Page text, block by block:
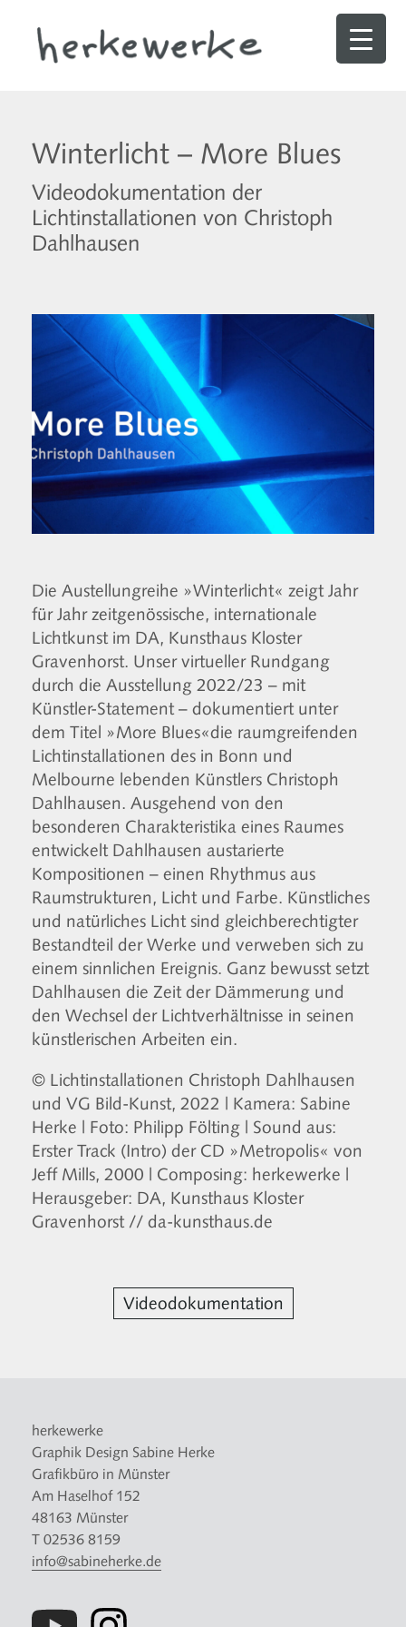
Winterlicht – More Blues
Videodokumentation der
Lichtinstallationen von Christoph
Dahlhausen
Die Austellungreihe »Winterlicht« zeigt Jahr
für Jahr zeitgenössische, internationale
Lichtkunst im DA, Kunsthaus Kloster
Gravenhorst. Unser virtueller Rundgang
durch die Ausstellung 2022/23 – mit
Künstler-Statement – dokumentiert unter
dem Titel »More Blues«die raumgreifenden
Lichtinstallationen des in Bonn und
Melbourne lebenden Künstlers Christoph
Dahlhausen. Ausgehend von den
besonderen Charakteristika eines Raumes
entwickelt Dahlhausen austarierte
Kompositionen – einen Rhythmus aus
Raumstrukturen, Licht und Farbe. Künstliches
und natürliches Licht sind gleichberechtigter
Bestandteil der Werke und verweben sich zu
einem sinnlichen Ereignis. Ganz bewusst setzt
Dahlhausen die Zeit der Dämmerung und
den Wechsel der Lichtverhältnisse in seinen
künstlerischen Arbeiten ein.
© Lichtinstallationen Christoph Dahlhausen
und VG Bild-Kunst, 2022 | Kamera: Sabine
Herke | Foto: Philipp Fölting | Sound aus:
Erster Track (Intro) der CD »Metropolis« von
Jeff Mills, 2000 | Composing: herkewerke |
Herausgeber: DA, Kunsthaus Kloster
Gravenhorst // da-kunsthaus.de
Videodokumentation
herkewerke
Graphik Design Sabine Herke
Grafikbüro in Münster
Am Haselhof 152
48163 Münster
T 02536 8159
info@sabineherke.de